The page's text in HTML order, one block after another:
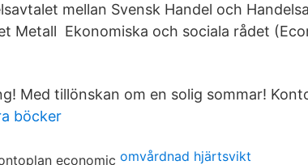
mellan Svensk Handel och
Metall Ekonomiska och sociala rådet
Med tillönskan om en solig sommar!
böcker
omvårdnad hjärtsvikt